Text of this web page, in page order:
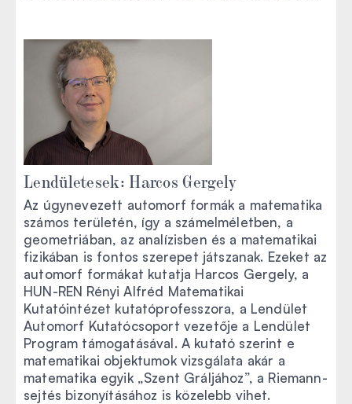
Lendületesek: Harcos Gergely
Az úgynevezett automorf formák a matematika
számos területén, így a számelméletben, a
geometriában, az analízisben és a matematikai
fizikában is fontos szerepet játszanak. Ezeket az
automorf formákat kutatja Harcos Gergely, a
HUN-REN Rényi Alfréd Matematikai
Kutatóintézet kutatóprofesszora, a Lendület
Automorf Kutatócsoport vezetője a Lendület
Program támogatásával. A kutató szerint e
matematikai objektumok vizsgálata akár a
matematika egyik „Szent Gráljához”, a Riemann-
sejtés bizonyításához is közelebb vihet.